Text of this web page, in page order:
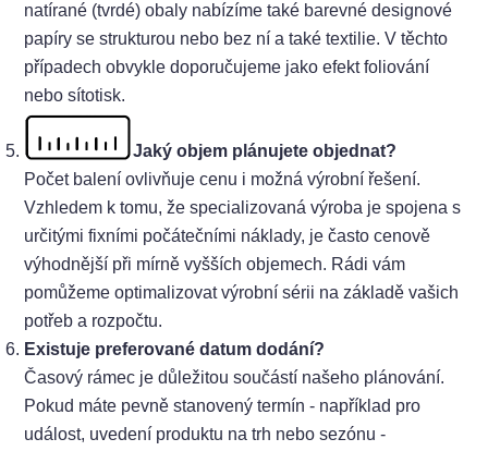
natírané (tvrdé) obaly nabízíme také barevné designové
papíry se strukturou nebo bez ní a také textilie. V těchto
případech obvykle doporučujeme jako efekt foliování
nebo sítotisk.
Jaký objem plánujete objednat?
Počet balení ovlivňuje cenu i možná výrobní řešení.
Vzhledem k tomu, že specializovaná výroba je spojena s
určitými fixními počátečními náklady, je často cenově
výhodnější při mírně vyšších objemech. Rádi vám
pomůžeme optimalizovat výrobní sérii na základě vašich
potřeb a rozpočtu.
Existuje preferované datum dodání?
Časový rámec je důležitou součástí našeho plánování.
Pokud máte pevně stanovený termín - například pro
událost, uvedení produktu na trh nebo sezónu -